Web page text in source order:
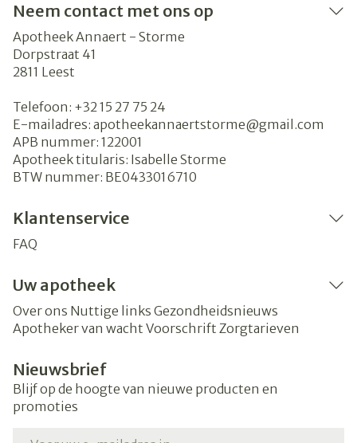
Neem contact met ons op
Apotheek Annaert - Storme
Dorpstraat 41
2811 Leest
Telefoon: +32 15 27 75 24
E-mailadres: apotheekannaertstorme@gmail.com
APB nummer: 122001
Apotheek titularis: Isabelle Storme
BTW nummer: BE0433016710
Klantenservice
FAQ
Uw apotheek
Over ons Nuttige links Gezondheidsnieuws
Apotheker van wacht Voorschrift Zorgtarieven
Nieuwsbrief
Blijf op de hoogte van nieuwe producten en
promoties